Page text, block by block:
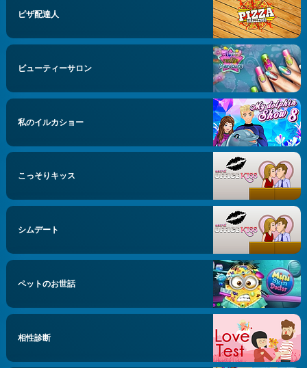
ピザ配達人
ビューティーサロン
私のイルカショー
こっそりキッス
シムデート
ペットのお世話
相性診断